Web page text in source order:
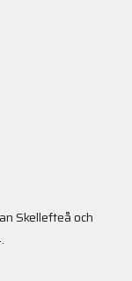
Skellefteå och